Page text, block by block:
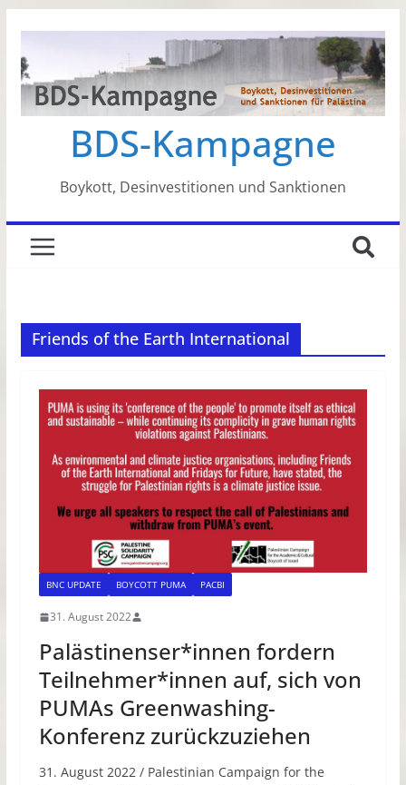
springen
BDS-Kampagne
Boykott, Desinvestitionen und Sanktionen
Friends of the Earth International
BNC UPDATE BOYCOTT PUMA PACBI
31. August 2022
Palästinenser*innen fordern
Teilnehmer*innen auf, sich von
PUMAs Greenwashing-
Konferenz zurückzuziehen
31. August 2022 / Palestinian Campaign for the